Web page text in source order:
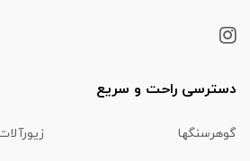
دسترسی راحت و سریع
گوهرسنگها